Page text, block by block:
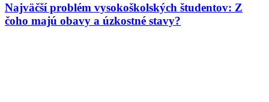
Najväčší problém vysokoškolských študentov: Z
čoho majú obavy a úzkostné stavy?